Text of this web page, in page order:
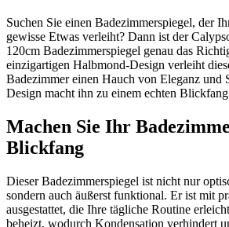
Suchen Sie einen Badezimmerspiegel, der
gewisse Etwas verleiht? Dann ist der
120cm Badezimmerspiegel genau das
einzigartigen Halbmond-Design verleiht
Badezimmer einen Hauch von Eleganz und
Design macht ihn zu einem echten
Machen Sie Ihr
Blickfang
Dieser Badezimmerspiegel ist nicht nur
sondern auch äußerst funktional. Er ist mit
ausgestattet, die Ihre tägliche Routine
beheizt, wodurch Kondensation verhindert